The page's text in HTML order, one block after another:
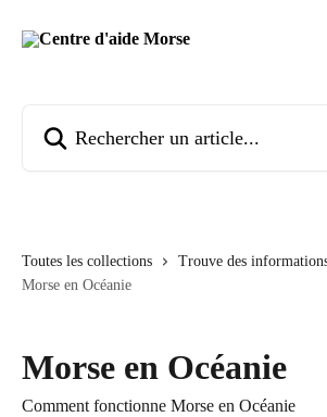
Toutes les collections
Trouve des
Morse en Océanie
Morse en Océanie
Comment fonctionne Morse en Océanie